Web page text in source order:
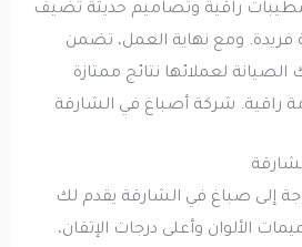
راقية وتصاميم حديثة تضيف
ومع نهاية العمل، تضمن
لعملائها نتائج ممتازة
شركة أصباغ في الشارقة
صباغ في الشارقة يقدم لك
وأعلى درجات الإتقان،